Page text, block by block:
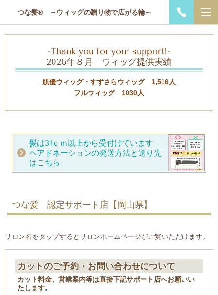
つな髪® ～ウィッグの贈り物で広がる輪～
-Thank you for your support!-
2026年８月 ウィッグ提供実績
肌優ウィッグ・すずさらウィッグ 1,516人
フルウィッグ 1030人
髪は31ｃｍ以上から受付けています
ヘアドネーションの発送方法と送り先
はこちら
つな髪 認定サポート店【岡山県】
サロン名をタップするとサロンホームページがご覧いただけます。
カットのご予約・お問い合わせについて
カット料金、営業案内等は直接下記サポート店へお願いい
たします。